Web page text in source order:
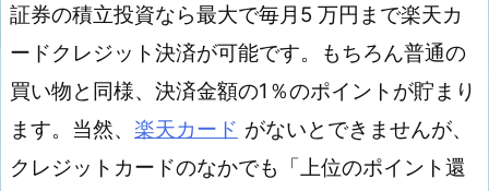
証券の積立投資なら最大で毎月5 万円まで楽天カ
ードクレジット決済が可能です。もちろん普通の
買い物と同様、決済金額の1％のポイントが貯まり
ます。当然、 楽天カード がないとできませんが、
クレジットカードのなかでも「上位のポイント還